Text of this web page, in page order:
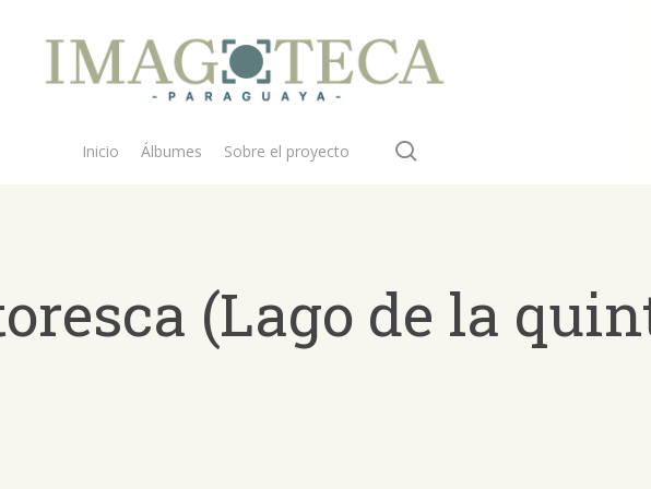
Inicio Álbumes Sobre el proyecto
(Lago de la